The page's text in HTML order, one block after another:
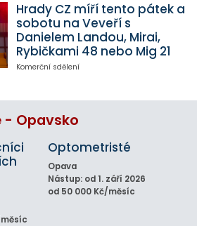
Hrady CZ míří tento pátek a
sobotu na Veveří s
Danielem Landou, Mirai,
Rybičkami 48 nebo Mig 21
Komerční sdělení
- Opavsko
Optometristé
Opava
Nástup: od 1. září 2026
od 50 000 Kč/měsíc